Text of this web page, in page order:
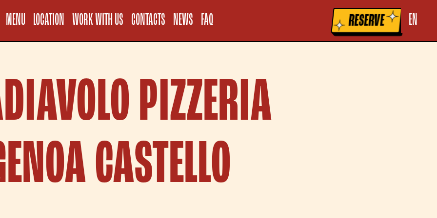
MENU LOCATION WORK WITH US CONTACTS NEWS FAQ RESERVE EN
PIZZERIA
CASTELLO
Le tue preferenze relative alla privacy
Informativa sulla raccolta